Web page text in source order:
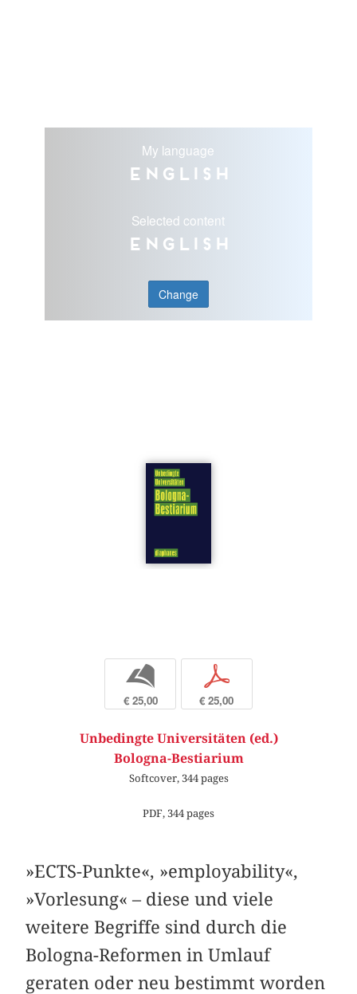
My language
English
Selected content
English
Change
b
€ 25,00
p
€ 25,00
Unbedingte Universitäten (ed.)
Bologna-Bestiarium
Softcover, 344 pages
PDF, 344 pages
»ECTS-Punkte«, »employability«,
»Vorlesung« – diese und viele
weitere Begriffe sind durch die
Bologna-Reformen in Umlauf
geraten oder neu bestimmt worden